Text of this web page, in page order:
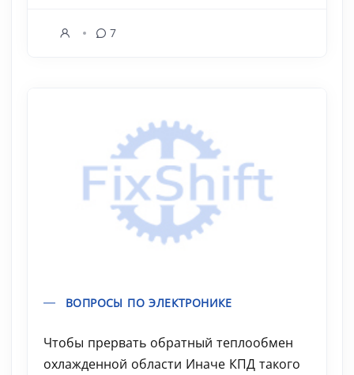
7
ВОПРОСЫ ПО ЭЛЕКТРОНИКЕ
Чтобы прервать обратный теплообмен
охлажденной области Иначе КПД такого